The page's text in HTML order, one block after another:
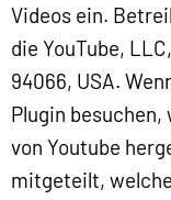
Videos ein.
die YouTube,
94066, USA.
Plugin besuchen,
von Youtube
mitgeteilt,